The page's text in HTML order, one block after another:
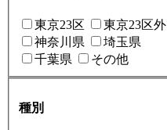
東京23区
東京23区外
神奈川県
埼玉県
千葉県
その他
種別